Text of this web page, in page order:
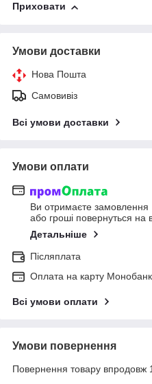
Приховати
Умови доставки
Нова Пошта
Самовивіз
Всі умови доставки
Умови оплати
Ви отримаєте замовлення
або гроші повернуться на
Детальніше
Післяплата
Оплата на карту
Всі умови оплати
Умови повернення
Повернення товару впродовж